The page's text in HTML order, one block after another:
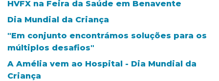
HVFX na Feira da Saúde em Benavente
Dia Mundial da Criança
"Em conjunto encontrámos soluções para os
múltiplos desafios"
A Amélia vem ao Hospital - Dia Mundial da
Criança